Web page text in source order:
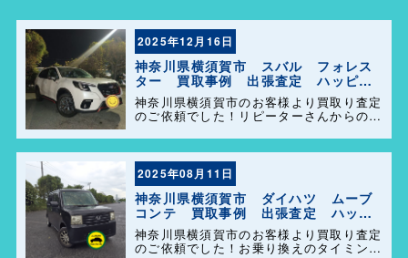
2025年12月16日
神奈川県横須賀市 スバル フォレス
ター 買取事例 出張査定 ハッピー
カーズ港南店！
神奈川県横須賀市のお客様より買取り査定
のご依頼でした！リピーターさんからのご
た！ 今後ともよろしくお願い致します😊
2025年08月11日
神奈川県横須賀市 ダイハツ ムーブ
コンテ 買取事例 出張査定 ハッピ
ーカーズ港南店！
神奈川県横須賀市のお客様より買取り査定
のご依頼でした！お乗り換えのタイミング